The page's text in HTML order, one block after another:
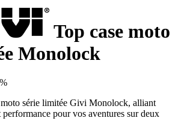
Top case moto
Monolock
série limitée Givi Monolock, alliant
performance pour vos aventures sur deux